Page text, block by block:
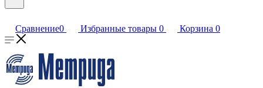
Сравнение0 Избранные товары 0 Корзина 0